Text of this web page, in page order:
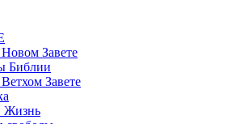
Завете
Библии
Завете
Жизнь